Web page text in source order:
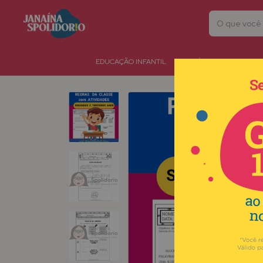
EDUCAÇÃO INFANTIL HIPÓTESES DE ESCRITA